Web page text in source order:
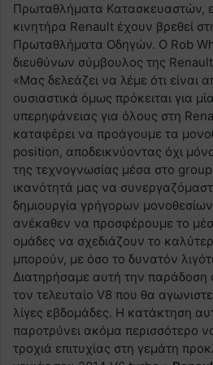
Πρωταθλήματα Κατασκευαστών,
κινητήρα Renault έχουν βρεθεί
Πρωταθλήματα Οδηγών. Ο Rob
διευθύνων σύμβουλος της
«Μας δελεάζει να λέμε ότι είναι
ουσιαστικά όμως πρόκειται για
υπερηφάνειας για όλους στη
καταφέρει να προάγουμε τα
position, αποδεικνύοντας όχι
της τεχνογνωσίας μέσα στο
ικανότητά μας να
δημιουργία γρήγορων
ανέκαθεν να προσφέρουμε το
ομάδες να σχεδιάζουν το
μπορούν, με όσο το δυνατόν
Διατηρήσαμε αυτή την παράδοση
τον τελευταίο V8 που θα
λίγες εβδομάδες. Η κατάκτηση
παροτρύνει ακόμα περισσότερο
τροχιά επιτυχίας στη γεμάτη